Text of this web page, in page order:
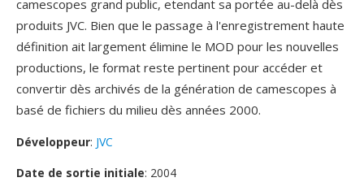
camescopes grand public, etendant sa portée au-delà dès
produits JVC. Bien que le passage à l'enregistrement haute
définition ait largement élimine le MOD pour les nouvelles
productions, le format reste pertinent pour accéder et
convertir dès archivés de la génération de camescopes à
basé de fichiers du milieu dès années 2000.
Développeur: JVC
Date de sortie initiale: 2004